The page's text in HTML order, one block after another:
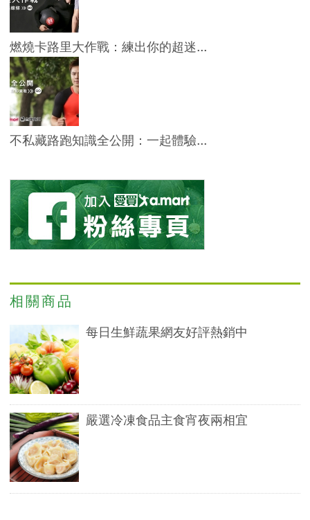
燃燒卡路里大作戰：練出你的超迷...
不私藏路跑知識全公開：一起體驗...
相關商品
每日生鮮蔬果網友好評熱銷中
嚴選冷凍食品主食宵夜兩相宜